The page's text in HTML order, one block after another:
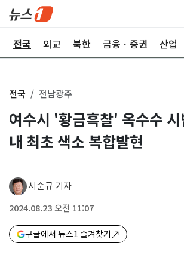
전국 외교 북한 금융ㆍ증권 산업
전국 전남광주
여수시 '황금흑찰' 옥수수
내 최초 색소 복합발현
서순규 기자
2024.08.23 오전 11:07
구글에서 뉴스1 즐겨찾기